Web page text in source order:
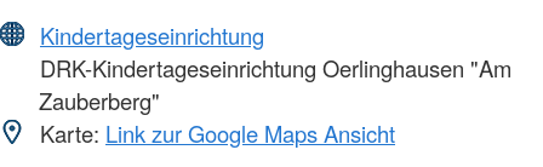
Kindertageseinrichtung
DRK-Kindertageseinrichtung Oerlinghausen "Am
Zauberberg"
Karte: Link zur Google Maps Ansicht